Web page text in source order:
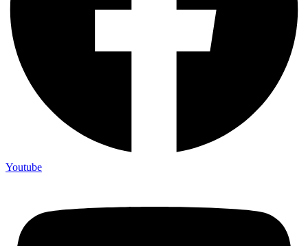
Youtube